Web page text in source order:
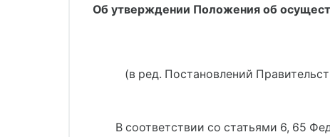
Об утверждении Положения об
(в ред. Постановлений
В соответствии со статьями 6, 65